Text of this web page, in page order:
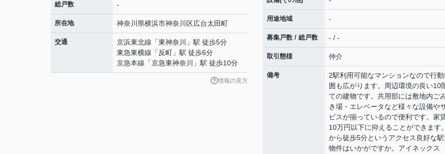
総戸数 -
所在地 神奈川県横浜市神奈川区広台太田町
交通 京浜東北線 「東神奈川
」駅 徒歩5分
東急東横線 「 反町 」駅 徒歩6分
京急本線 「京急東神奈川 」駅 徒歩10分
情報の見方
用途地域 -
募集戸数 / 総戸数 - / -
取引態様 仲介
備考
2駅利用可能なマンションなので行
囲も広がります。周辺環境の良い10
ての建物です。共用部には敷地内ご
き場・エレベータなど様々な設備や
ビスが揃っているので便利です。家
10万円以下に抑えることができます
から徒歩5分というアクセス良好な
物件はいかがですか。アイネック